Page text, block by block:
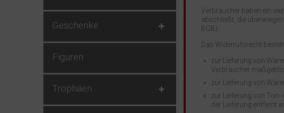
Verbraucher haben ein
abschließt, die
BGB).
Das Widerrufsrecht
zur Lieferung von
Verbraucher
zur Lieferung von
zur Lieferung von
der Lieferung entfernt
Geschenke
Figuren
Trophäen